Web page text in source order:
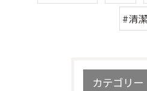
#清潔
カテゴリー